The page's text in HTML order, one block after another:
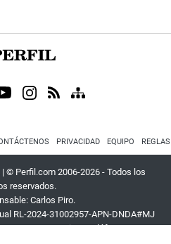
PRIVACIDAD EQUIPO
| © Perfil.com 2006-2026 - Todos los
reservados.
Carlos Piro.
RL-2024-31002957-APN-DNDA#MJ
,CABA, Argentina| Teléfono:+54 9 11